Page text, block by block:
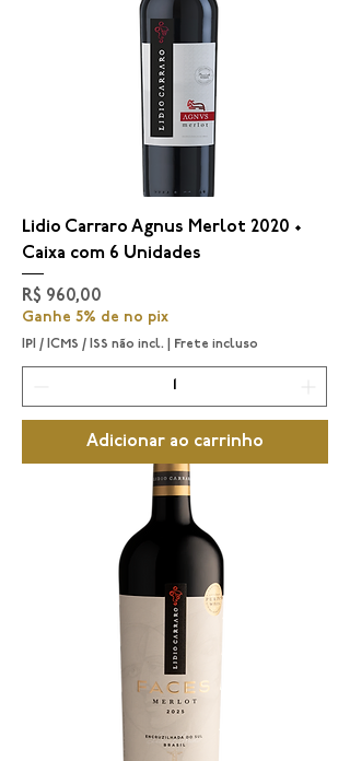
Lidio Carraro Agnus Merlot 2020 •
Caixa com 6 Unidades
Preço
R$ 960,00
Ganhe 5% de no pix
IPI / ICMS / ISS não incl. Frete incluso
Adicionar ao carrinho